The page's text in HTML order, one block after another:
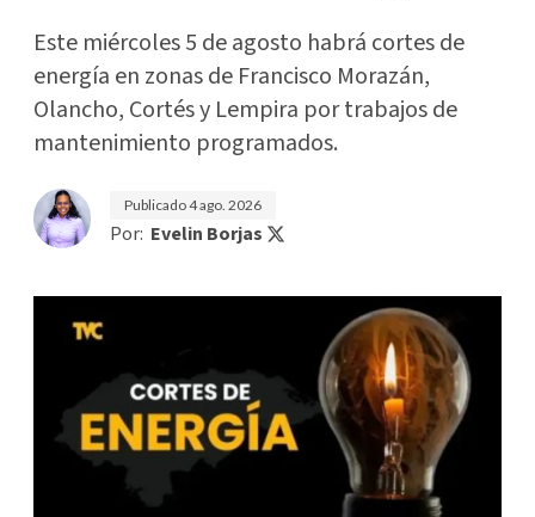
Este miércoles 5 de agosto habrá cortes de
energía en zonas de Francisco Morazán,
Olancho, Cortés y Lempira por trabajos de
mantenimiento programados.
Publicado4 ago. 2026
Por: Evelin Borjas